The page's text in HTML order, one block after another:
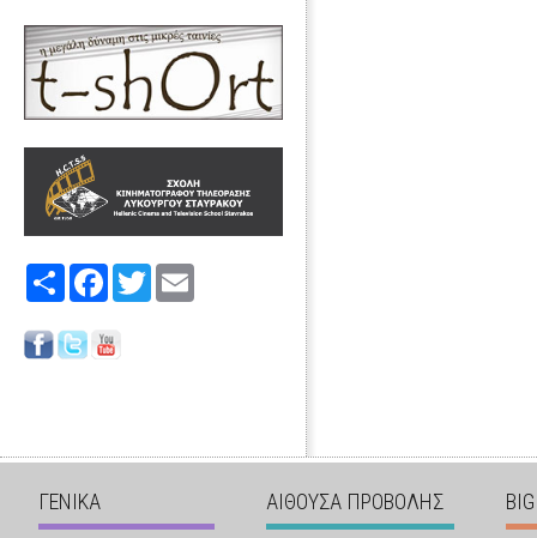
Share FacebookTwitter
ΓΕΝΙΚΑ ΑΙΘΟΥΣΑ ΠΡΟΒΟΛΗΣ